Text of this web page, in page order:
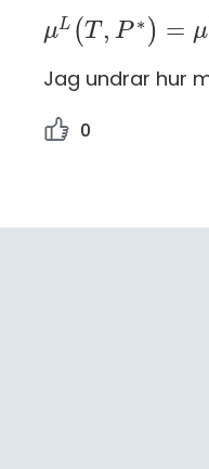
μL (T , P ∗ ) = μ
μL( T,P* )=μ V (T, P*
Jag undrar hur
0